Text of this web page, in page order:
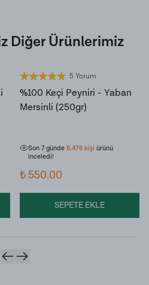
Diğer Ürünlerimiz
5 Yorum
%100 Keçi Peyniri - Yaban
Mersinli (250gr)
Son 7 günde 8.476 kişi ürünü
inceledi!
₺ 550.00
SEPETE EKLE